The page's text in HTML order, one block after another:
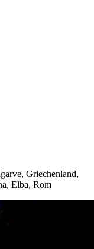
Griechenland,
Elba, Rom